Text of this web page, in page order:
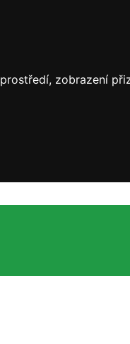
zobrazení